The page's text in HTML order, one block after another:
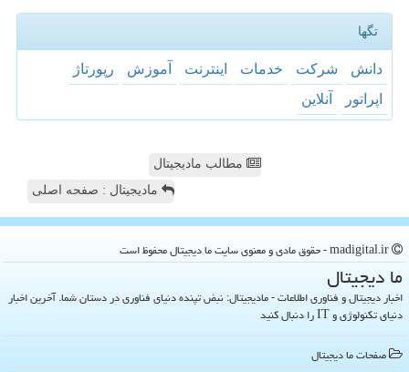
تگها
دانش شركت خدمات اینترنت آموزش
رپورتاژ
اپراتور
آنلاین
مطالب مادیجیتال
مادیجیتال : صفحه اصلی
ما دیجیتال
اخبار دیجیتال و فناوری اطلاعات - مادیجیتال: نبض تپنده دنیای فناوری در دستان شما. آخرین اخبار
دنیای تکنولوژی و IT را دنبال کنید
صفحات ما دیجیتال